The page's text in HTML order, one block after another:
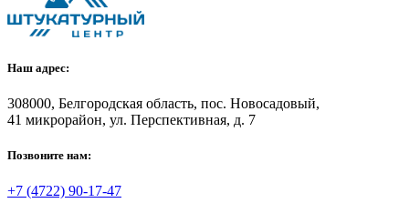
Наш адрес:
308000, Белгородская область, пос. Новосадовый,
41 микрорайон, ул. Перспективная, д. 7
Позвоните нам:
+7 (4722) 90-17-47